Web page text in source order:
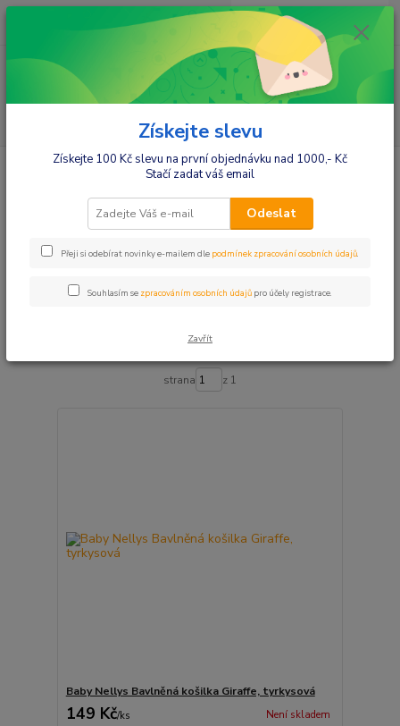
ks
za 0,00 Kč
Kojenecké oblečení Košilky,podkošilky,tilka Košilky,podkošilky
Košilky,podkošilky
Upřesnit parametry
Zobrazuji 1-14 z 14
strana z 1
Baby Nellys Bavlněná košilka Giraffe, tyrkysová
149 Kč/ks Není skladem
Získejte slevu
Získejte 100 Kč slevu na první objednávku nad 1000,- Kč
Stačí zadat váš email
Odeslat
Přeji si odebírat novinky e-mailem dle podmínek zpracování osobních údajů.
Souhlasím se zpracováním osobních údajů pro účely registrace.
Zavřít